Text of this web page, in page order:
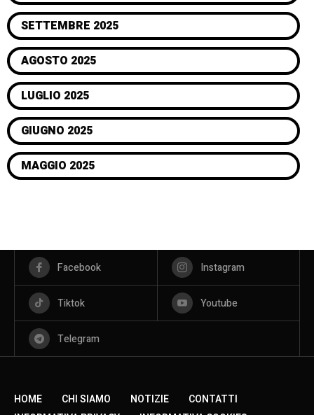
SETTEMBRE 2025
AGOSTO 2025
LUGLIO 2025
GIUGNO 2025
MAGGIO 2025
Facebook Instagram
Tiktok Youtube
Telegram
HOME CHI SIAMO NOTIZIE
CONTATTI